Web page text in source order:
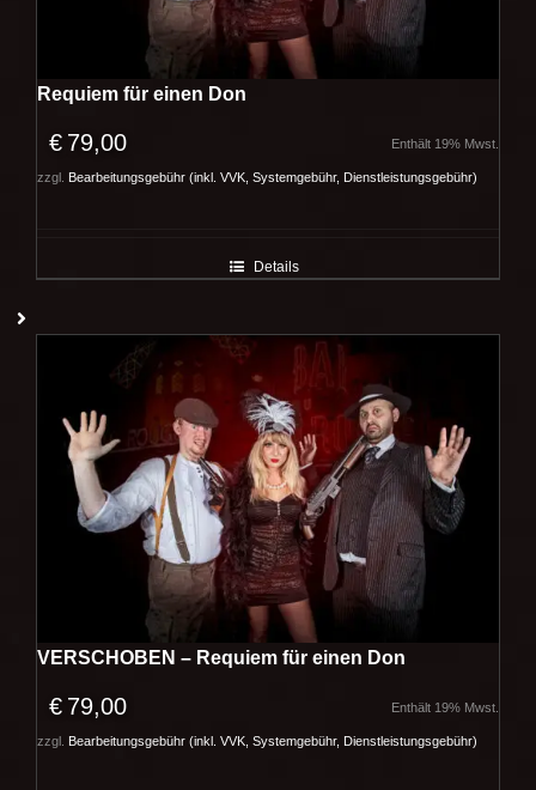
Requiem für einen Don
€ 79,00 Enthält 19% Mwst.
zzgl. Bearbeitungsgebühr (inkl. VVK, Systemgebühr, Dienstleistungsgebühr)
Details
VERSCHOBEN – Requiem für einen Don
€ 79,00 Enthält 19% Mwst.
zzgl. Bearbeitungsgebühr (inkl. VVK, Systemgebühr, Dienstleistungsgebühr)